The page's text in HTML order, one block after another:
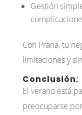
Gestión
Con Prana, tu
limitaciones y
Conclusión:
El verano está
preocuparse